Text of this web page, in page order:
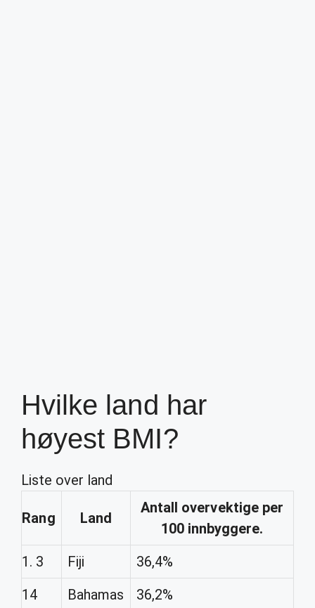
Hvilke land har
høyest BMI?
Liste over land
Rang Land
Antall overvektige per
100 innbyggere.
1. 3
Fiji
36,4%
14
Bahamas
36,2%